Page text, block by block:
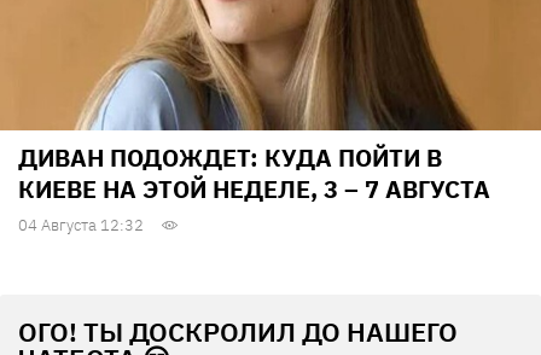
ДИВАН ПОДОЖДЕТ: КУДА ПОЙТИ В
КИЕВЕ НА ЭТОЙ НЕДЕЛЕ, 3 – 7 АВГУСТА
04 Августа 12:32
ОГО! ТЫ ДОСКРОЛИЛ ДО НАШЕГО